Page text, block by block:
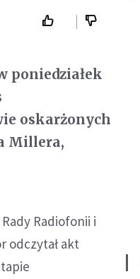
poniedziałek
oskarżonych
Millera,
Radiofonii i
odczytał akt